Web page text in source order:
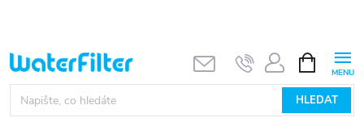
obsah
HLEDAT
NÁKUPNÍ
KOŠÍK